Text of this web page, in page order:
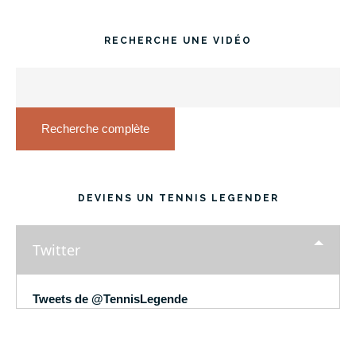
RECHERCHE UNE VIDÉO
Recherche complète
DEVIENS UN TENNIS LEGENDER
Twitter
Tweets de @TennisLegende